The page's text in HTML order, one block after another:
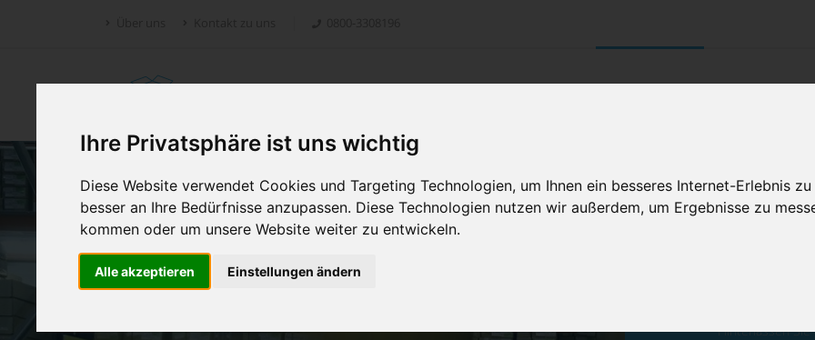
Ihre Privatsphäre ist uns wichtig
Diese Website verwendet Cookies und Targeting Technologien, um Ihnen ein besseres Internet-Erlebnis
besser an Ihre Bedürfnisse anzupassen. Diese Technologien nutzen wir außerdem, um Ergebnisse zu
kommen oder um unsere Website weiter zu entwickeln.
Alle akzeptieren Einstellungen ändern
Retoure.online
Hinterlassen